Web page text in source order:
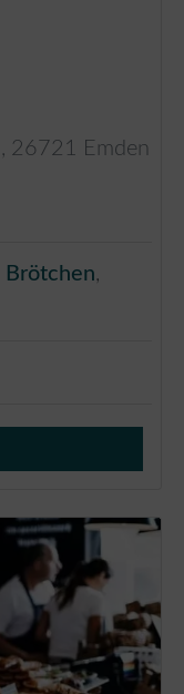
, 26721 Emden
Brötchen,